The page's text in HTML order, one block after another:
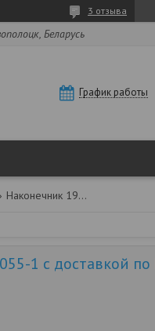
3 отзыва
Беларусь
График работы
Наконечник 194.00.055-1 с доставкой по рб
1 с доставкой по